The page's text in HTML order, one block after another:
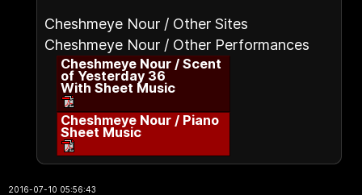
Cheshmeye Nour / Other Sites
Cheshmeye Nour / Other Performances
Cheshmeye Nour / Scent
of Yesterday 36
With Sheet Music
Cheshmeye Nour / Piano
Sheet Music
2016-07-10 05:56:43